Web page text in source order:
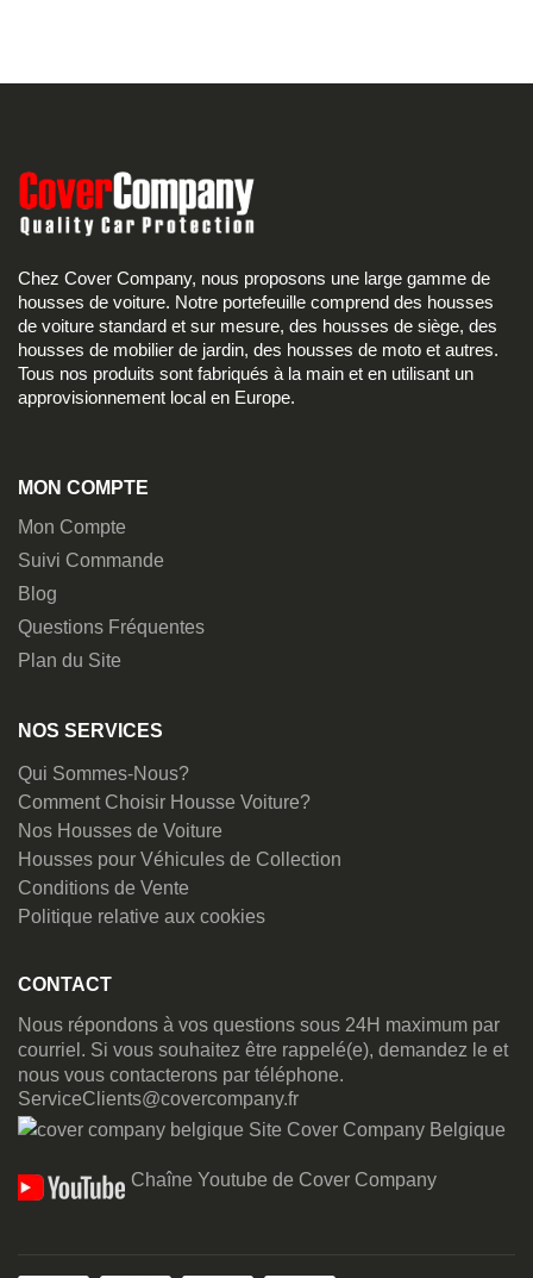
Chez Cover Company, nous proposons une large gamme de
housses de voiture. Notre portefeuille comprend des housses
de voiture standard et sur mesure, des housses de siège, des
housses de mobilier de jardin, des housses de moto et autres.
Tous nos produits sont fabriqués à la main et en utilisant un
approvisionnement local en Europe.
MON COMPTE
Mon Compte
Suivi Commande
Blog
Questions Fréquentes
Plan du Site
NOS SERVICES
Qui Sommes-Nous?
Comment Choisir Housse Voiture?
Nos Housses de Voiture
Housses pour Véhicules de Collection
Conditions de Vente
Politique relative aux cookies
CONTACT
Nous répondons à vos questions sous 24H maximum par
courriel. Si vous souhaitez être rappelé(e), demandez le et
nous vous contacterons par téléphone.
ServiceClients@covercompany.fr
Site Cover Company Belgique
Chaîne Youtube de Cover Company